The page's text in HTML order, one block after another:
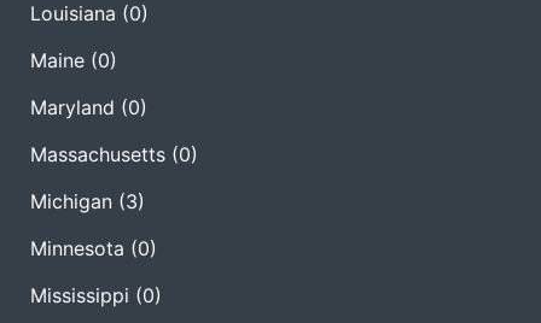
Louisiana (0)
Maine (0)
Maryland (0)
Massachusetts (0)
Michigan (3)
Minnesota (0)
Mississippi (0)